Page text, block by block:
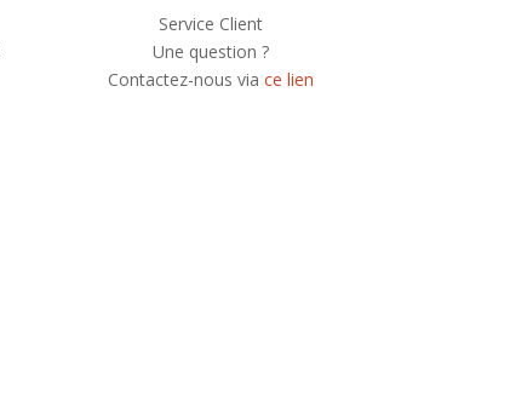
Service Client
Une question ?
Contactez-nous viace lien